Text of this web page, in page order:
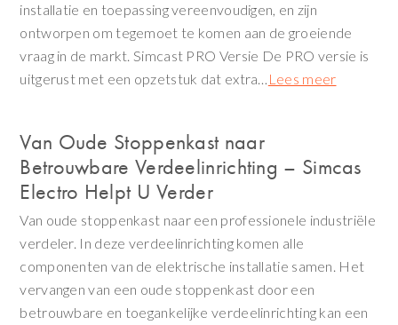
installatie en toepassing vereenvoudigen, en zijn
ontworpen om tegemoet te komen aan de groeiende
vraag in de markt. Simcast PRO Versie De PRO versie is
uitgerust met een opzetstuk dat extra… Lees meer
Van Oude Stoppenkast naar
Betrouwbare Verdeelinrichting – Simcas
Electro Helpt U Verder
Van oude stoppenkast naar een professionele industriële
verdeler. In deze verdeelinrichting komen alle
componenten van de elektrische installatie samen. Het
vervangen van een oude stoppenkast door een
betrouwbare en toegankelijke verdeelinrichting kan een